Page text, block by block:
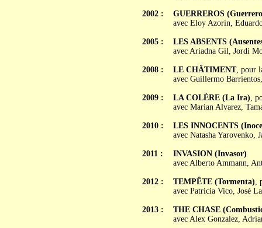
2002 :
2005 :
2008 :
2009 :
2010 :
2011 :
2012 :
2013 :
GUERREROS
avec Eloy Azorin,
LES ABSENTS
avec Ariadna Gil, Jordi
LE CHÂTIMENT, pour
avec Guillermo
LA COLÈRE (La Ira),
avec Marian Alvarez,
LES INNOCENTS
avec Natasha Yarovenko,
INVASION (Invasor)
avec Alberto Ammann,
TEMPÊTE (Tormenta),
avec Patricia Vico, José
THE CHASE
avec Alex Gonzalez,